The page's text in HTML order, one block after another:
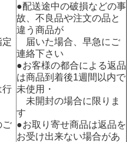
定
行
ご
●配送途中の破損などの事
故、不良品や注文の品と
違う商品が
届いた場合、早急にご
連絡下さい
●お客様の都合による返品
は商品到着後1週間以内で
未使用・
未開封の場合に限りま
す
●お取り寄せ商品は返品を
お受け出来ない場合があ